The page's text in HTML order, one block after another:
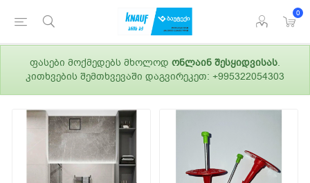
0
ფასები მოქმედებს მხოლოდ ონლაინ შესყიდვისას.
კითხვების შემთხვევაში დაგვირეკეთ: +995322054303